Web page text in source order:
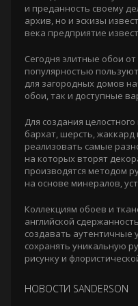
и преданность своему
архив, но и эскизы
века предприятие
Сегодня элитные обои
популярностью
для загородных домов
обои, так и доступные
Для создания
бархат, шерсть,
реализовать самые
на которых вторят
производятся методом
на основе минералов,
Коллекциям обоев и
английской
создавать аутентичные
сохранять уникальную
рисунку и
НОВОСТИ SANDERSON